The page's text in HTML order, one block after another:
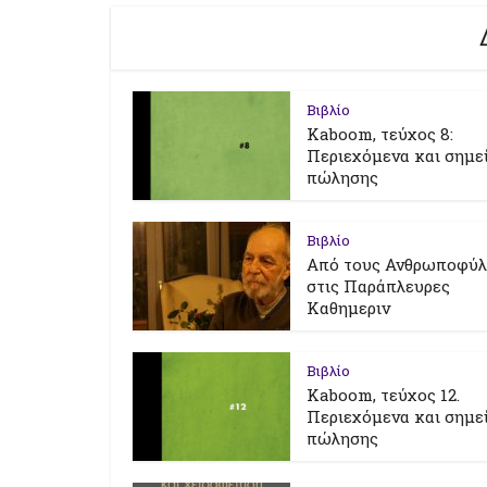
Βιβλίο
Kaboom, τεύχος 8:
Περιεχόμενα και
πώλησης
Βιβλίο
Από τους
στις Παράπλευρες
Καθημεριν
Βιβλίο
Kaboom, τεύχος 12.
Περιεχόμενα και
πώλησης